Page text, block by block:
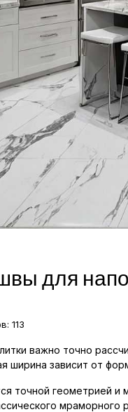
для
113
важно точно
ширина зависит от
точной геометрией и